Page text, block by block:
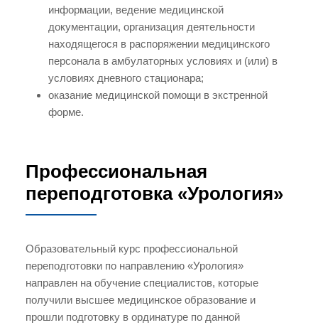
информации, ведение медицинской
документации, организация деятельности
находящегося в распоряжении медицинского
персонала в амбулаторных условиях и (или) в
условиях дневного стационара;
оказание медицинской помощи в экстренной
форме.
Профессиональная
переподготовка «Урология»
Образовательный курс профессиональной
переподготовки по направлению «Урология»
направлен на обучение специалистов, которые
получили высшее медицинское образование и
прошли подготовку в ординатуре по данной